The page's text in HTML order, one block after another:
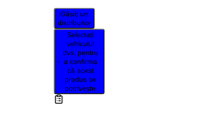
Găsiți un
distribuitor
Selectați
vehiculul
dvs. pentru
a confirma
că acest
produs se
potrivește